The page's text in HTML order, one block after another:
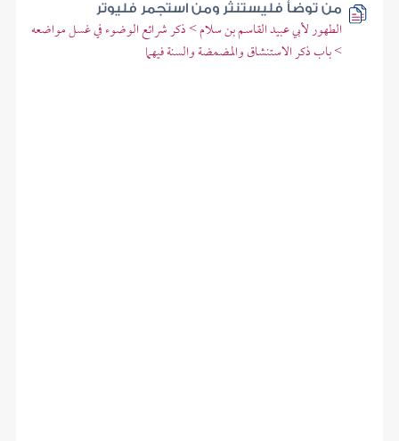
من توضأ فليستنثر ومن استجمر فليوتر
الطهور لأبي عبيد القاسم بن سلام > ذكر شرائع الوضوء في غسل مواضعه
> باب ذكر الاستنشاق والمضمضة والسنة فيهما